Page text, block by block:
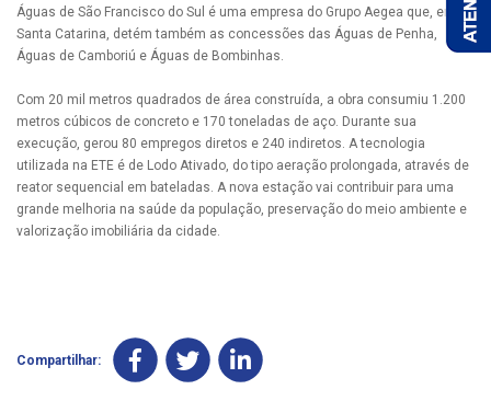
Águas de São Francisco do Sul é uma empresa do Grupo Aegea que, em
Santa Catarina, detém também as concessões das Águas de Penha,
Águas de Camboriú e Águas de Bombinhas.
Com 20 mil metros quadrados de área construída, a obra consumiu 1.200
metros cúbicos de concreto e 170 toneladas de aço. Durante sua
execução, gerou 80 empregos diretos e 240 indiretos. A tecnologia
utilizada na ETE é de Lodo Ativado, do tipo aeração prolongada, através de
reator sequencial em bateladas. A nova estação vai contribuir para uma
grande melhoria na saúde da população, preservação do meio ambiente e
valorização imobiliária da cidade.
Compartilhar: